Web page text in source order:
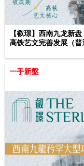
【叡璟】西南九龙新
高铁艺文完善发展（
一手新盤